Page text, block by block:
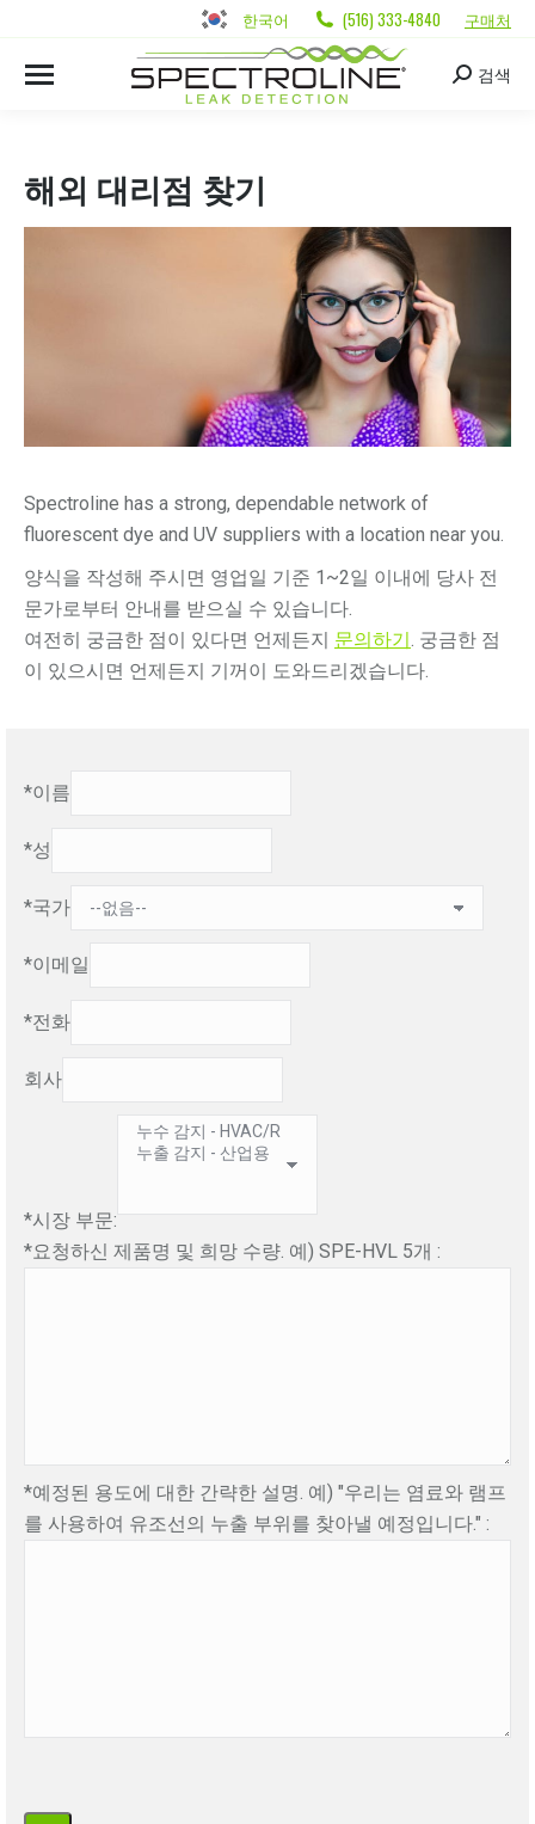
한국어 (516) 333-4840 구매처
검색
해외 대리점 찾기
Spectroline has a strong, dependable network of
fluorescent dye and UV suppliers with a location near you.
양식을 작성해 주시면 영업일 기준 1~2일 이내에 당사 전
문가로부터 안내를 받으실 수 있습니다.
여전히 궁금한 점이 있다면 언제든지 문의하기 . 궁금한 점
이 있으시면 언제든지 기꺼이 도와드리겠습니다.
*이름
*성
*국가
*이메일
*전화
회사
*시장 부문:
*요청하신 제품명 및 희망 수량. 예) SPE-HVL 5개 :
*예정된 용도에 대한 간략한 설명. 예) "우리는 염료와 램프
를 사용하여 유조선의 누출 부위를 찾아낼 예정입니다." :